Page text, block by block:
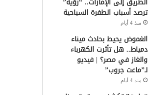
ترصد أسباب الطفرة السياحية
منذ 4 أيام
الغموض يحيط بحادث ميناء
دمياط.. هل تأثرت الكهرباء
والغاز في مصر؟ | فيديو
لـ”ماعت جروب”
منذ 4 أيام